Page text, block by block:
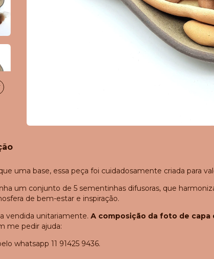
uma base, essa peça foi cuidadosamente criada para
um conjunto de 5 sementinhas difusoras, que
de bem-estar e inspiração.
vendida unitariamente. A composição da foto de capa
me pedir ajuda:
whatsapp 11 91425 9436.